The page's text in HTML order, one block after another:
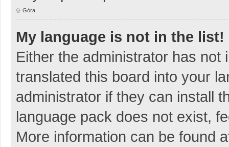
Góra
My language is not in the list!
Either the administrator has
translated this board into your
administrator if they can install
language pack does not exist,
More information can be found